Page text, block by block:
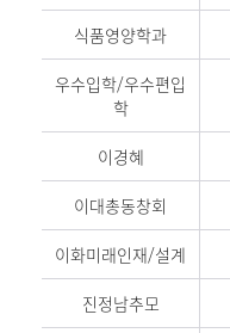
식품영양학과
우수입학/우수편입
학
이경혜
이대총동창회
이화미래인재/설계
진정남추모